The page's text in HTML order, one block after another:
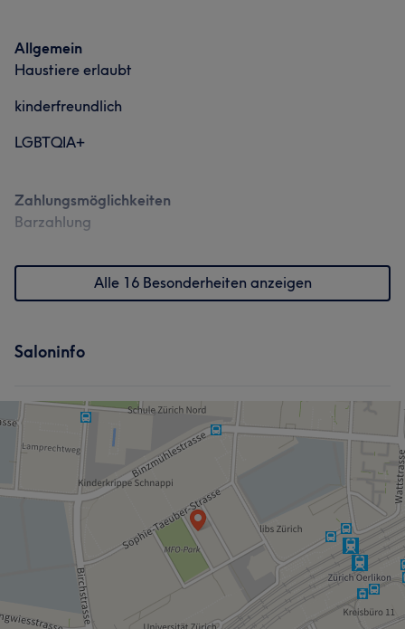
Allgemein
Haustiere erlaubt
kinderfreundlich
LGBTQIA+
Zahlungsmöglichkeiten
Barzahlung
Alle 16 Besonderheiten anzeigen
Saloninfo